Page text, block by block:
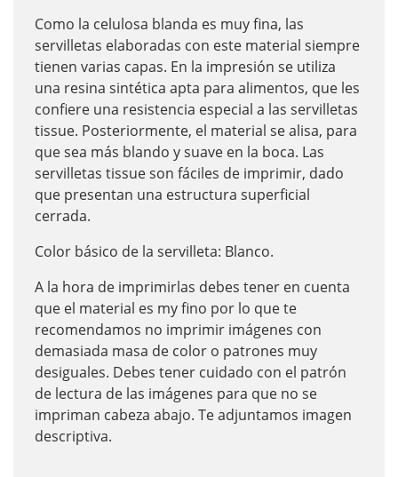
Como la celulosa blanda es muy fina, las
servilletas elaboradas con este material siempre
tienen varias capas. En la impresión se utiliza
una resina sintética apta para alimentos, que les
confiere una resistencia especial a las servilletas
tissue. Posteriormente, el material se alisa, para
que sea más blando y suave en la boca. Las
servilletas tissue son fáciles de imprimir, dado
que presentan una estructura superficial
cerrada.
Color básico de la servilleta: Blanco.
A la hora de imprimirlas debes tener en cuenta
que el material es my fino por lo que te
recomendamos no imprimir imágenes con
demasiada masa de color o patrones muy
desiguales. Debes tener cuidado con el patrón
de lectura de las imágenes para que no se
impriman cabeza abajo. Te adjuntamos imagen
descriptiva.